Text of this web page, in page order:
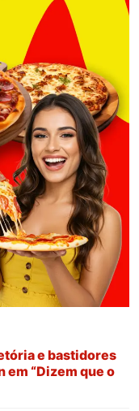
e bastidores
em “Dizem que o